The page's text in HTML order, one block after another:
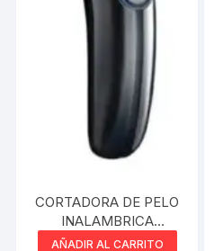
CORTADORA DE PELO
INALAMBRICA
WESTINGHOUSE
AÑADIR AL CARRITO